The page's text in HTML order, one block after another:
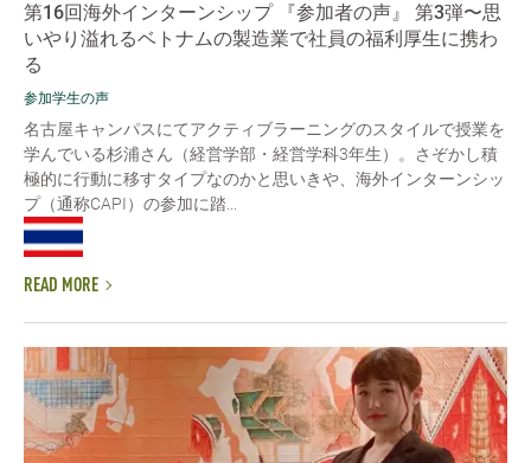
第16回海外インターンシップ 『参加者の声』 第3弾〜思
いやり溢れるベトナムの製造業で社員の福利厚生に携わ
る
参加学生の声
名古屋キャンパスにてアクティブラーニングのスタイルで授業を
学んでいる杉浦さん（経営学部・経営学科3年生）。さぞかし積
極的に行動に移すタイプなのかと思いきや、海外インターンシッ
プ（通称CAPI）の参加に踏...
READ MORE